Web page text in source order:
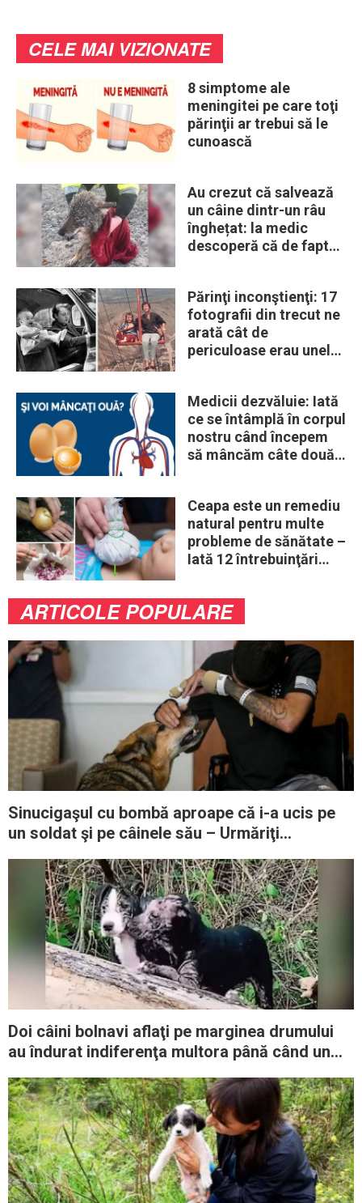
CELE MAI VIZIONATE
8 simptome ale
meningitei pe care toţi
părinţii ar trebui să le
cunoască
Au crezut că salvează
un câine dintr-un râu
înghețat: la medic
descoperă că de fapt
Părinţi inconştienţi: 17
fotografii din trecut ne
arată cât de
periculoase erau unele
Medicii dezvăluie: Iată
ce se întâmplă în corpul
nostru când începem
să mâncăm câte două
Ceapa este un remediu
natural pentru multe
probleme de sănătate –
Iată 12 întrebuinţări
ARTICOLE POPULARE
Sinucigaşul cu bombă aproape că i-a ucis pe
un soldat şi pe câinele său – Urmăriţi
Doi câini bolnavi aflaţi pe marginea drumului
au îndurat indiferenţa multora până când un